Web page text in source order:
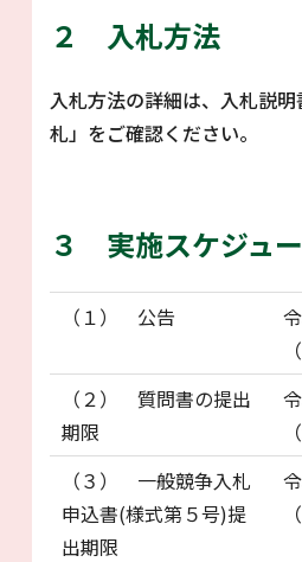
２ 入札方法
入札方法の詳細は、入札説
札」をご確認ください。
３ 実施スケジュ
（１） 公告
（２） 質問書の提出
期限
（３） 一般競争入札
申込書(様式第５号)提
出期限